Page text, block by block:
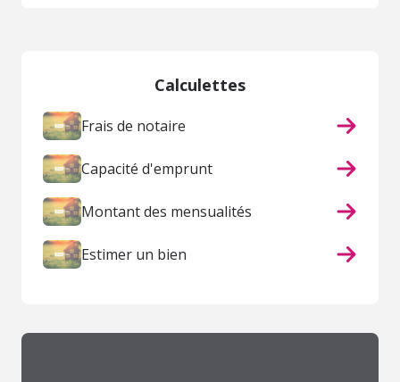
Calculettes
Frais de notaire
Capacité d'emprunt
Montant des mensualités
Estimer un bien